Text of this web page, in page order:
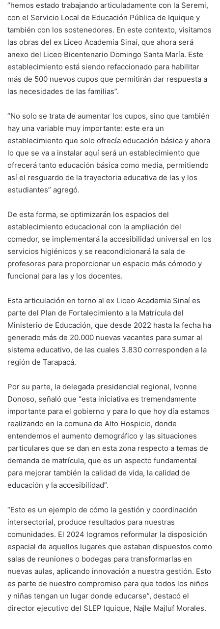
“hemos estado trabajando articuladamente con la Seremi,
con el Servicio Local de Educación Pública de Iquique y
también con los sostenedores. En este contexto, visitamos
las obras del ex Liceo Academia Sinaí, que ahora será
anexo del Liceo Bicentenario Domingo Santa María. Este
establecimiento está siendo refaccionado para habilitar
más de 500 nuevos cupos que permitirán dar respuesta a
las necesidades de las familias”.
“No solo se trata de aumentar los cupos, sino que también
hay una variable muy importante: este era un
establecimiento que solo ofrecía educación básica y ahora
lo que se va a instalar aquí será un establecimiento que
ofrecerá tanto educación básica como media, permitiendo
así el resguardo de la trayectoria educativa de las y los
estudiantes” agregó.
De esta forma, se optimizarán los espacios del
establecimiento educacional con la ampliación del
comedor, se implementará la accesibilidad universal en los
servicios higiénicos y se reacondicionará la sala de
profesores para proporcionar un espacio más cómodo y
funcional para las y los docentes.
Esta articulación en torno al ex Liceo Academia Sinaí es
parte del Plan de Fortalecimiento a la Matrícula del
Ministerio de Educación, que desde 2022 hasta la fecha ha
generado más de 20.000 nuevas vacantes para sumar al
sistema educativo, de las cuales 3.830 corresponden a la
región de Tarapacá.
Por su parte, la delegada presidencial regional, Ivonne
Donoso, señaló que “esta iniciativa es tremendamente
importante para el gobierno y para lo que hoy día estamos
realizando en la comuna de Alto Hospicio, donde
entendemos el aumento demográfico y las situaciones
particulares que se dan en esta zona respecto a temas de
demanda de matrícula, que es un aspecto fundamental
para mejorar también la calidad de vida, la calidad de
educación y la accesibilidad”.
“Esto es un ejemplo de cómo la gestión y coordinación
intersectorial, produce resultados para nuestras
comunidades. El 2024 logramos reformular la disposición
espacial de aquellos lugares que estaban dispuestos como
salas de reuniones o bodegas para transformarlas en
nuevas aulas, aplicando innovación a nuestra gestión. Esto
es parte de nuestro compromiso para que todos los niños
y niñas tengan un lugar donde educarse”, destacó el
director ejecutivo del SLEP Iquique, Najle Majluf Morales.